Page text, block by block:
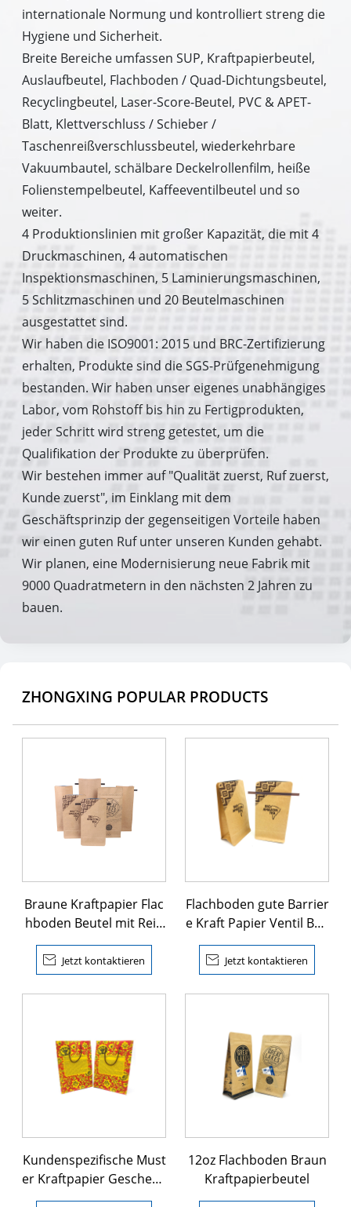
internationale Normung und kontrolliert streng die
Hygiene und Sicherheit.
Breite Bereiche umfassen SUP, Kraftpapierbeutel,
Auslaufbeutel, Flachboden / Quad-Dichtungsbeutel,
Recyclingbeutel, Laser-Score-Beutel, PVC & APET-
Blatt, Klettverschluss / Schieber /
Taschenreißverschlussbeutel, wiederkehrbare
Vakuumbautel, schälbare Deckelrollenfilm, heiße
Folienstempelbeutel, Kaffeeventilbeutel und so
weiter.
4 Produktionslinien mit großer Kapazität, die mit 4
Druckmaschinen, 4 automatischen
Inspektionsmaschinen, 5 Laminierungsmaschinen,
5 Schlitzmaschinen und 20 Beutelmaschinen
ausgestattet sind.
Wir haben die ISO9001: 2015 und BRC-Zertifizierung
erhalten, Produkte sind die SGS-Prüfgenehmigung
bestanden. Wir haben unser eigenes unabhängiges
Labor, vom Rohstoff bis hin zu Fertigprodukten,
jeder Schritt wird streng getestet, um die
Qualifikation der Produkte zu überprüfen.
Wir bestehen immer auf "Qualität zuerst, Ruf zuerst,
Kunde zuerst", im Einklang mit dem
Geschäftsprinzip der gegenseitigen Vorteile haben
wir einen guten Ruf unter unseren Kunden gehabt.
Wir planen, eine Modernisierung neue Fabrik mit
9000 Quadratmetern in den nächsten 2 Jahren zu
bauen.
ZHONGXING POPULAR PRODUCTS
Braune Kraftpapier Flac
hboden Beutel mit Reiß
verschluss
 Jetzt kontaktieren
Flachboden gute Barrier
e Kraft Papier Ventil Beu
tel
 Jetzt kontaktieren
Kundenspezifische Must
er Kraftpapier Geschenk
tasche mit Griff
12oz Flachboden Braun
Kraftpapierbeutel